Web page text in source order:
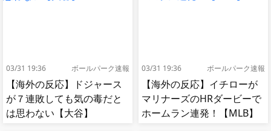
03/31 19:36 ボールパーク速報
【海外の反応】ドジャース
が７連敗しても気の毒だと
は思わない【大谷】
03/31 19:36 ボールパーク速報
【海外の反応】イチローが
マリナーズのHRダービーで
ホームラン連発！【MLB】